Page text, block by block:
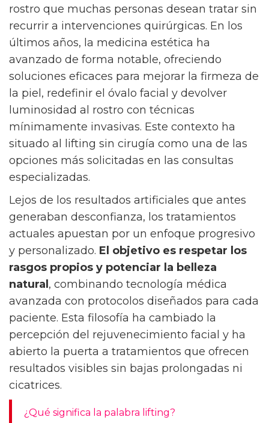
rostro que muchas personas desean tratar sin
recurrir a intervenciones quirúrgicas. En los
últimos años, la medicina estética ha
avanzado de forma notable, ofreciendo
soluciones eficaces para mejorar la firmeza de
la piel, redefinir el óvalo facial y devolver
luminosidad al rostro con técnicas
mínimamente invasivas. Este contexto ha
situado al lifting sin cirugía como una de las
opciones más solicitadas en las consultas
especializadas.
Lejos de los resultados artificiales que antes
generaban desconfianza, los tratamientos
actuales apuestan por un enfoque progresivo
y personalizado. El objetivo es respetar los
rasgos propios y potenciar la belleza
natural , combinando tecnología médica
avanzada con protocolos diseñados para cada
paciente. Esta filosofía ha cambiado la
percepción del rejuvenecimiento facial y ha
abierto la puerta a tratamientos que ofrecen
resultados visibles sin bajas prolongadas ni
cicatrices.
¿Qué significa la palabra lifting?